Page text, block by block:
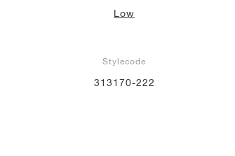
Low
Stylecode
313170-222